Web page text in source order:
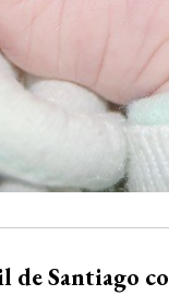
Santiago